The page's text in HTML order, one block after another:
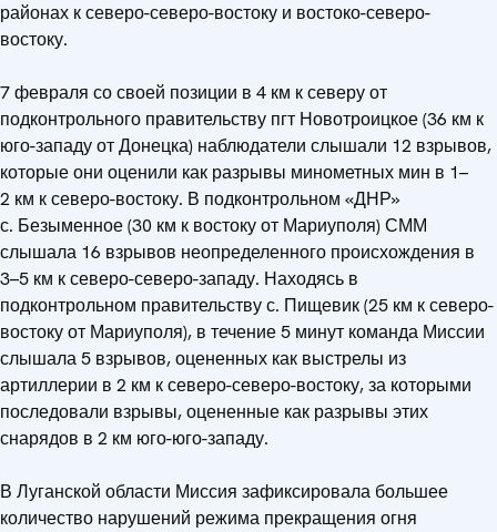
районах к северо-северо-востоку и востоко-северо-
востоку.
7 февраля со своей позиции в 4 км к северу от
подконтрольного правительству пгт Новотроицкое (36 км к
юго-западу от Донецка) наблюдатели слышали 12 взрывов,
которые они оценили как разрывы минометных мин в 1–
2 км к северо-востоку. В подконтрольном «ДНР»
с. Безыменное (30 км к востоку от Мариуполя) СММ
слышала 16 взрывов неопределенного происхождения в
3–5 км к северо-северо-западу. Находясь в
подконтрольном правительству с. Пищевик (25 км к северо-
востоку от Мариуполя), в течение 5 минут команда Миссии
слышала 5 взрывов, оцененных как выстрелы из
артиллерии в 2 км к северо-северо-востоку, за которыми
последовали взрывы, оцененные как разрывы этих
снарядов в 2 км юго-юго-западу.
В Луганской области Миссия зафиксировала большее
количество нарушений режима прекращения огня